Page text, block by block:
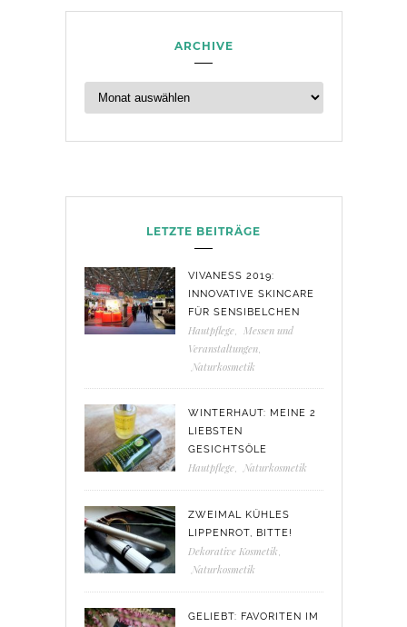
ARCHIVE
LETZTE BEITRÄGE
VIVANESS 2019:
INNOVATIVE SKINCARE
FÜR SENSIBELCHEN
Hautpflege,
Messen und
Veranstaltungen,
Naturkosmetik
WINTERHAUT: MEINE 2
LIEBSTEN
GESICHTSÖLE
Hautpflege, Naturkosmetik
ZWEIMAL KÜHLES
LIPPENROT, BITTE!
Dekorative Kosmetik
Naturkosmetik
GELIEBT: FAVORITEN IM